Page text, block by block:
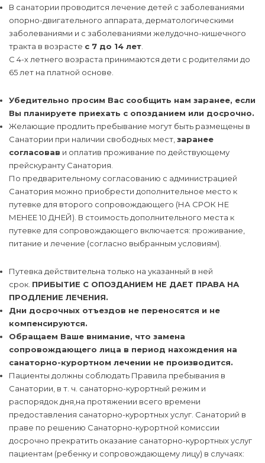
В санатории проводится лечение детей с заболеваниями
опорно-двигательного аппарата, дерматологическими
заболеваниями и с заболеваниями желудочно-кишечного
тракта в возрасте с 7 до 14 лет
С 4-х летнего возраста принимаются дети с родителями до
65 лет на платной основе.
Убедительно просим Вас сообщить нам заранее, если
Вы планируете приехать с опозданием или досрочно.
Желающие продлить пребывание могут быть размещены в
Санатории при наличии свободных мест, заранее
согласовав и оплатив проживание по действующему
прейскуранту Санатория.
По предварительному согласованию с администрацией
Санатория можно приобрести дополнительное место к
путевке для второго сопровождающего (НА СРОК НЕ
МЕНЕЕ 10 ДНЕЙ). В стоимость дополнительного места к
путевке для сопровождающего включается: проживание,
питание и лечение (согласно выбранным условиям).
Путевка действительна только на указанный в ней
срок. ПРИБЫТИЕ С ОПОЗДАНИЕМ НЕ ДАЕТ ПРАВА НА
ПРОДЛЕНИЕ ЛЕЧЕНИЯ.
Дни досрочных отъездов не переносятся и не
компенсируются.
Обращаем Ваше внимание, что замена
сопровождающего лица в период нахождения на
санаторно-курортном лечении не производится.
Пациенты должны соблюдать Правила пребывания в
Санатории, в т. ч. санаторно-курортный режим и
распорядок дня,на протяжении всего времени
предоставления санаторно-курортных услуг. Санаторий в
праве по решению Санаторно-курортной комиссии
досрочно прекратить оказание санаторно-курортных услуг
пациентам (ребенку и сопровождающему лицу) в случаях: